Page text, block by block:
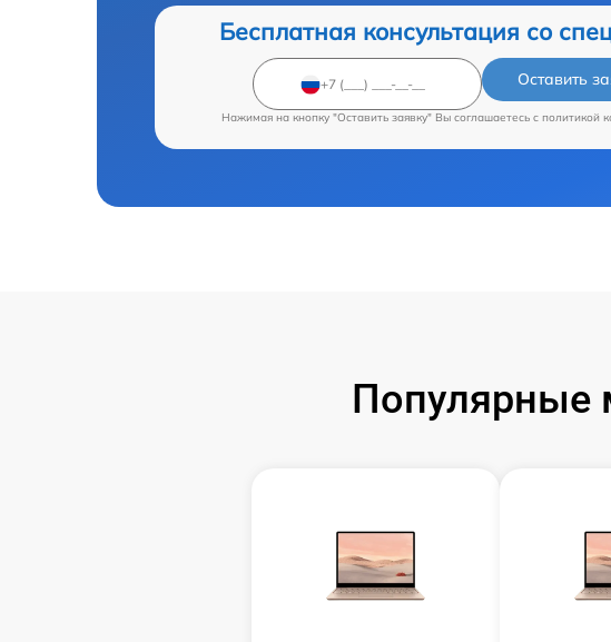
Бесплатная консультация со
Оставить
Нажимая на кнопку "Оставить заявку" Вы соглашаетесь c политикой
Популярные